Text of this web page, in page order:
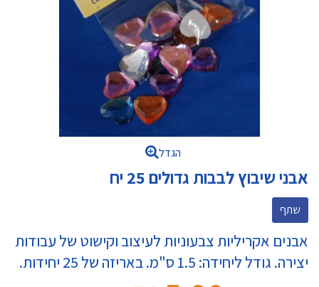
הגדל
אבני שיבוץ לבבות גדולים 25 יח
שתף
אבנים אקריליות צבעוניות לעיצוב וקישוט של עבודות
יצירה. גודל ליחידה: 1.5 ס"מ. באריזה של 25 יחידות.